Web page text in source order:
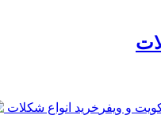
و ویفر خرید انواع شکلات